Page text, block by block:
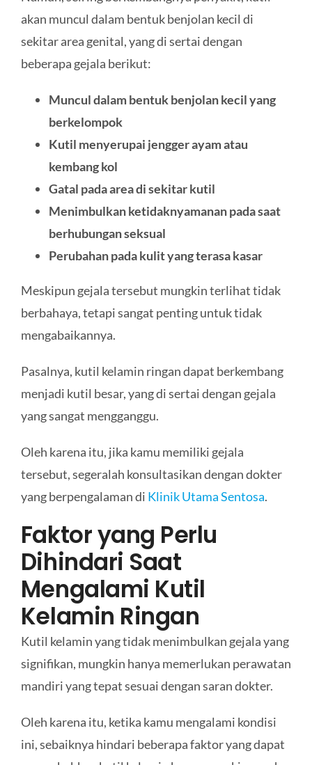
akan muncul dalam bentuk benjolan kecil di
sekitar area genital, yang di sertai dengan
beberapa gejala berikut:
Muncul dalam bentuk benjolan kecil yang
berkelompok
Kutil menyerupai jengger ayam atau
kembang kol
Gatal pada area di sekitar kutil
Menimbulkan ketidaknyamanan pada saat
berhubungan seksual
Perubahan pada kulit yang terasa kasar
Meskipun gejala tersebut mungkin terlihat tidak
berbahaya, tetapi sangat penting untuk tidak
mengabaikannya.
Pasalnya, kutil kelamin ringan dapat berkembang
menjadi kutil besar, yang di sertai dengan gejala
yang sangat mengganggu.
Oleh karena itu, jika kamu memiliki gejala
tersebut, segeralah konsultasikan dengan dokter
yang berpengalaman di Klinik Utama Sentosa.
Faktor yang Perlu
Dihindari Saat
Mengalami Kutil
Kelamin Ringan
Kutil kelamin yang tidak menimbulkan gejala yang
signifikan, mungkin hanya memerlukan perawatan
mandiri yang tepat sesuai dengan saran dokter.
Oleh karena itu, ketika kamu mengalami kondisi
ini, sebaiknya hindari beberapa faktor yang dapat